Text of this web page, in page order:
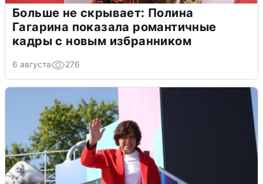
Больше не скрывает: Полина
Гагарина показала романтичные
кадры с новым избранником
6 августа 276